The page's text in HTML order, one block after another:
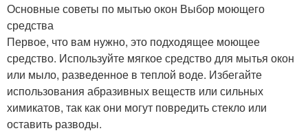
Основные советы по мытью окон Выбор моющего
средства
Первое, что вам нужно, это подходящее моющее
средство. Используйте мягкое средство для мытья окон
или мыло, разведенное в теплой воде. Избегайте
использования абразивных веществ или сильных
химикатов, так как они могут повредить стекло или
оставить разводы.